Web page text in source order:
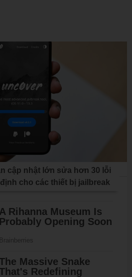
cập nhật lớn sửa hơn 30 lỗi
cho các thiết bị jailbreak